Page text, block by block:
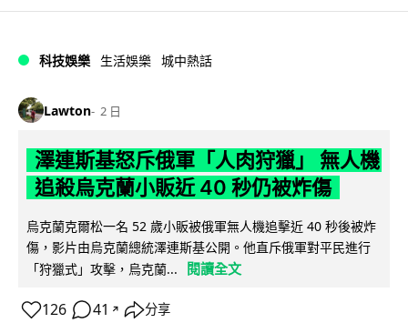
科技娛樂 生活娛樂 城中熱話
Lawton 2 日
澤連斯基怒斥俄軍「人肉狩獵」 無人機
追殺烏克蘭小販近 40 秒仍被炸傷
烏克蘭克爾松一名 52 歲小販被俄軍無人機追擊近 40 秒後被炸
傷，影片由烏克蘭總統澤連斯基公開。他直斥俄軍對平民進行
「狩獵式」攻擊，烏克蘭...
閱讀全文
126 41 ↗ 分享